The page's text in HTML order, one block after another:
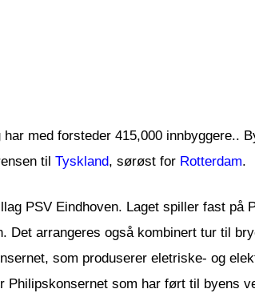
med forsteder 415,000 innbyggere..
til Tyskland, sørøst for Rotterdam.
PSV Eindhoven. Laget spiller fast på
Det arrangeres også kombinert tur til
som produserer eletriske- og
Philipskonsernet som har ført til byens